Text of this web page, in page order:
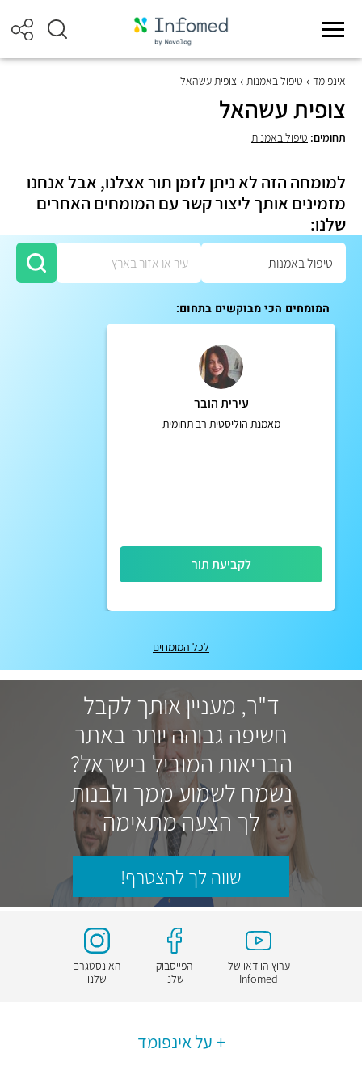
אינפומד טיפול באמנות צופית עשהאל
צופית עשהאל
תחומים: טיפול באמנות
למומחה הזה לא ניתן לזמן תור אצלנו, אבל אנחנו
מזמינים אותך ליצור קשר עם המומחים האחרים
שלנו:
המומחים הכי מבוקשים בתחום:
עירית הובר
מאמנת הוליסטית רב תחומית
לקביעת תור
לכל המומחים
ד"ר, מעניין אותך לקבל
חשיפה גבוהה יותר באתר
הבריאות המוביל בישראל?
נשמח לשמוע ממך ולבנות
לך הצעה מתאימה
שווה לך להצטרף!
ערוץ הוידאו של
Infomed
הפייסבוק
שלנו
האינסטגרם
שלנו
על אינפומד